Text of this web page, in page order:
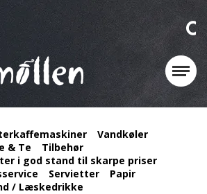
Vandkøler
& Te
Tilbehør
i god stand til skarpe priser
Servietter
Papir
/ Læskedrikke